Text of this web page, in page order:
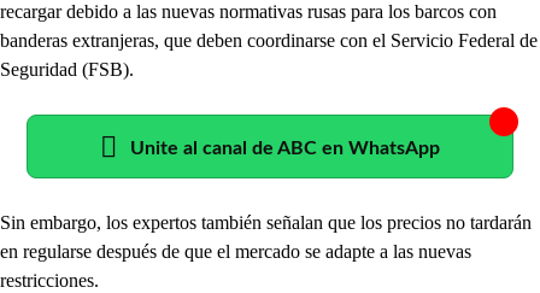
recargar debido a las nuevas normativas rusas para los barcos con
banderas extranjeras, que deben coordinarse con el Servicio Federal de
Seguridad (FSB).
Unite al canal de ABC en WhatsApp
Sin embargo, los expertos también señalan que los precios no tardarán
en regularse después de que el mercado se adapte a las nuevas
restricciones.